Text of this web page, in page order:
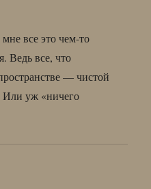
все это чем-то
Ведь все, что
— чистой
Или уж «ничего